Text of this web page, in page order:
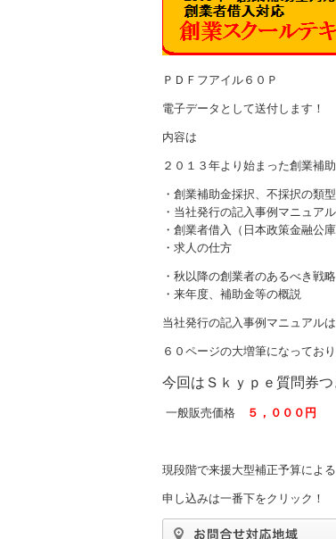
ＰＤＦフアイル６０Ｐ
電子データとして送付します！
内容は
２０１３年より始まった創業補
・創業補助金採択、不採択の類
・当社発行の記入事例マニュアル
・創業者借入（日本政策金融公
・求人の仕方
・秋以降の創業者のあるべき戦略
・来年度、補助金等の概説
当社発行の記入事例マニュアル
６０ページの大増筆になっており
今回はＳｋｙｐｅ質問券つ
一般販売価格 ５，０００円
現段階で来援大型補正予算によ
申し込みは一番下をクリック！